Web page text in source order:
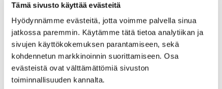
Tämä sivusto käyttää evästeitä
Hyödynnämme evästeitä, jotta voimme palvella sinua
jatkossa paremmin. Käytämme tätä tietoa analytiikan ja
sivujen käyttökokemuksen parantamiseen, sekä
kohdennetun markkinoinnin suorittamiseen. Osa
evästeistä ovat välttämättömiä sivuston
toiminnallisuuden kannalta.